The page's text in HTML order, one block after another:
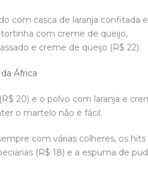
com casca de laranja confitada e
tortinha com creme de queijo,
e creme de queijo (R$ 22).
África
20) e o polvo com laranja e
o martelo não é fácil.
com várias colheres, os hits
(R$ 18) e a espuma de